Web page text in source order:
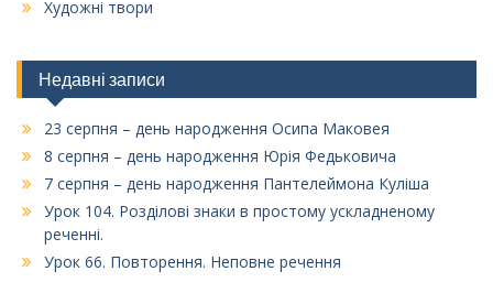
Художні твори
Недавні записи
23 серпня – день народження Осипа Маковея
8 серпня – день народження Юрія Федьковича
7 серпня – день народження Пантелеймона Куліша
Урок 104. Розділові знаки в простому ускладненому
реченні.
Урок 66. Повторення. Неповне речення